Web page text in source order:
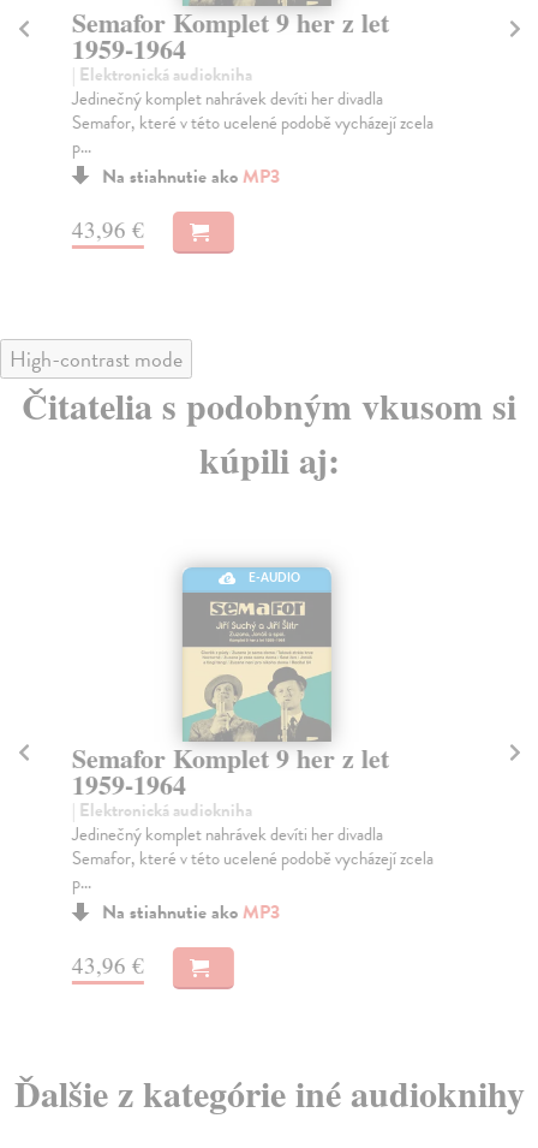
Semafor Komplet 9 her z let
1959-1964
| Elektronická audiokniha
Jedinečný komplet nahrávek devíti her divadla
Semafor, které v této ucelené podobě vycházejí zcela
p...
Na stiahnutie akoMP3
43,96 €
High-contrast mode
Čitatelia s podobným vkusom si
kúpili aj:
E-AUDIO
Semafor Komplet 9 her z let
1959-1964
| Elektronická audiokniha
Jedinečný komplet nahrávek devíti her divadla
Semafor, které v této ucelené podobě vycházejí zcela
p...
Na stiahnutie akoMP3
43,96 €
Ďalšie z kategórie iné audioknihy